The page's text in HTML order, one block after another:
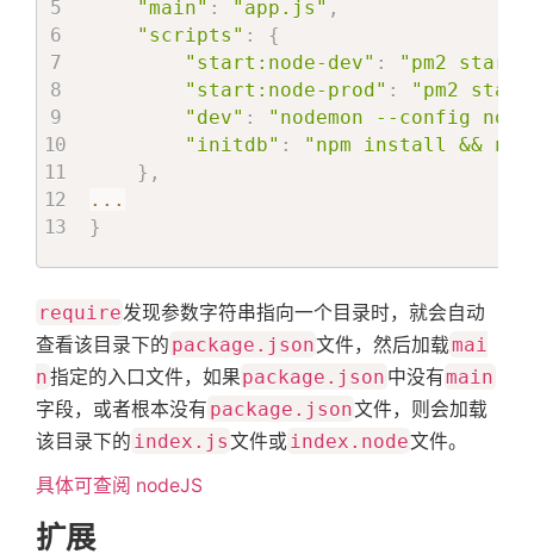
关
于
索
"main" : "app.js" ,
"scripts" :
{
"start:node-dev" :
"pm2 start
"start:node-prod" :
"pm2
"dev" :
"nodemon --config
"initdb" :
"npm install &&
} ,
...
}
require发现参数字符串指向一个目录时，就会自动
查看该目录下的 package.json文件，然后加载mai
n指定的入口文件，如果package.json 中没有main
字段，或者根本没有 package.json文件，则会加载
该目录下的 index.js文件或index.node文件。
具体可查阅 nodeJS
扩展